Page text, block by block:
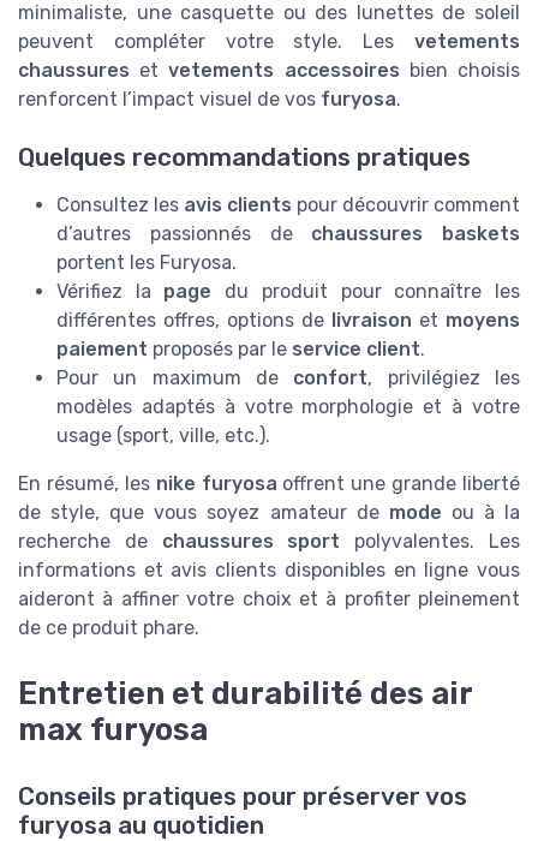
minimaliste, une casquette ou des lunettes de soleil
peuvent compléter votre style. Les vetements
chaussures etvetements accessoires bien choisis
renforcent l’impact visuel de vos furyosa.
Quelques recommandations pratiques
Consultez les avis clients pour découvrir comment
d’autres passionnés de chaussures baskets
portent les Furyosa.
Vérifiez la page du produit pour connaître les
différentes offres, options de livraison et moyens
paiement proposés par le service client.
Pour un maximum de confort, privilégiez les
modèles adaptés à votre morphologie et à votre
usage (sport, ville, etc.).
En résumé, les nike furyosa offrent une grande liberté
de style, que vous soyez amateur de mode ou à la
recherche de chaussures sport polyvalentes. Les
informations et avis clients disponibles en ligne vous
aideront à affiner votre choix et à profiter pleinement
de ce produit phare.
Entretien et durabilité des air
max furyosa
Conseils pratiques pour préserver vos
furyosa au quotidien